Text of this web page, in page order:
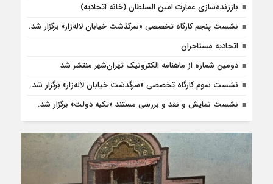
باززنده‌سازی عمارت امین السلطان (خانه اتحادیه)
نشست پنجم کارگاه تخصصی «سرگذشت خیابان لاله‌زار» برگزار شد.
اتحادیه مستاجران
دومین شماره از ماهنامه الکترونیک تهران‌شهر منتشر شد
نشست سوم کارگاه تخصصی «سرگذشت خیابان لاله‌زار» برگزار شد.
نشست نمایش و نقد و بررسی مستند «تکیه دولت» برگزار شد.